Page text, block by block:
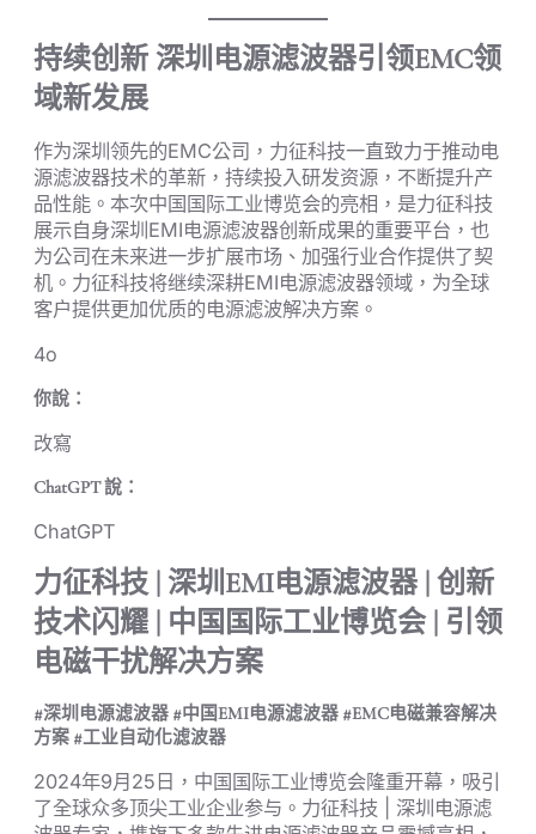
持续创新 深圳电源滤波器引领EMC领
域新发展
作为深圳领先的EMC公司，力征科技一直致力于推动电
源滤波器技术的革新，持续投入研发资源，不断提升产
品性能。本次中国国际工业博览会的亮相，是力征科技
展示自身深圳EMI电源滤波器创新成果的重要平台，也
为公司在未来进一步扩展市场、加强行业合作提供了契
机。力征科技将继续深耕EMI电源滤波器领域，为全球
客户提供更加优质的电源滤波解决方案。
4o
你說：
改寫
ChatGPT 說：
ChatGPT
力征科技 | 深圳EMI电源滤波器 | 创新
技术闪耀 | 中国国际工业博览会 | 引领
电磁干扰解决方案
#深圳电源滤波器 #中国EMI电源滤波器 #EMC电磁兼容解决
方案 #工业自动化滤波器
2024年9月25日，中国国际工业博览会隆重开幕，吸引
了全球众多顶尖工业企业参与。力征科技 | 深圳电源滤